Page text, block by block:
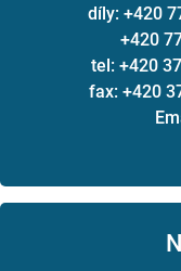
díly: +420
+420
tel: +420
fax: +420